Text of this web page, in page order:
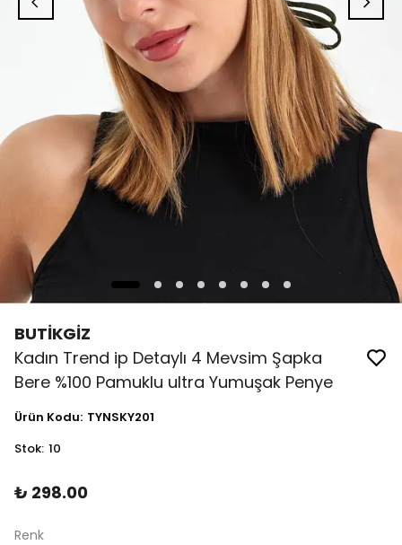
BUTİKGİZ
Kadın Trend ip Detaylı 4 Mevsim Şapka
Bere %100 Pamuklu ultra Yumuşak Penye
Ürün Kodu: TYNSKY201
Stok: 10
₺ 298.00
Renk